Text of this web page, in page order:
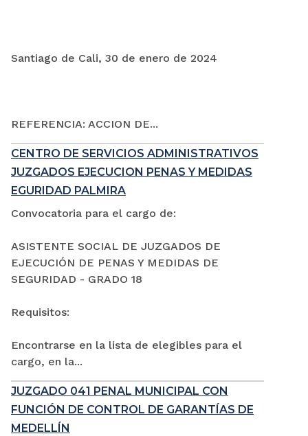
Santiago de Cali, 30 de enero de 2024
REFERENCIA: ACCION DE...
CENTRO DE SERVICIOS ADMINISTRATIVOS
JUZGADOS EJECUCION PENAS Y MEDIDAS
EGURIDAD PALMIRA
Convocatoria para el cargo de:
ASISTENTE SOCIAL DE JUZGADOS DE
EJECUCIÓN DE PENAS Y MEDIDAS DE
SEGURIDAD - GRADO 18
Requisitos:
Encontrarse en la lista de elegibles para el
cargo, en la...
JUZGADO 041 PENAL MUNICIPAL CON
FUNCIÓN DE CONTROL DE GARANTÍAS DE
MEDELLÍN